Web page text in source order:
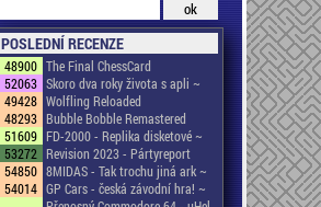
POSLEDNÍ RECENZE
48900 The Final ChessCard
52063 Skoro dva roky života s apli ~
49428 Wolfling Reloaded
48293 Bubble Bobble Remastered
51609 FD-2000 - Replika disketové ~
53272 Revision 2023 - Pártyreport
54850 8MIDAS - Tak trochu jiná ark ~
54014 GP Cars - česká závodní hra! ~